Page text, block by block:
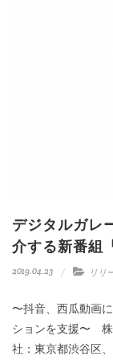
デジタルガレ
介する新番組
2019.04.23 リリ
〜抖音、西瓜動画
ションを支援〜 株
社：東京都渋谷区